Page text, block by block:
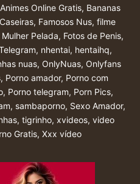
Animes Online Gratis, Bananas
, Famosos Nus, filme
Pelada, Fotos de Penis,
, nhentai, hentaihq,
nuas, OnlyNuas, Onlyfans
, Porno amador, Porno com
, Porno telegram, Porn Pics,
, sambaporno, Sexo Amador,
, tigrinho, xvideos, video
Gratis, Xxx vídeo